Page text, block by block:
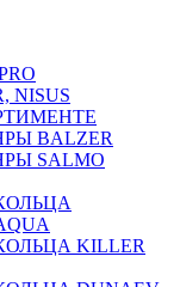
BALZER
SALMO
KILLER